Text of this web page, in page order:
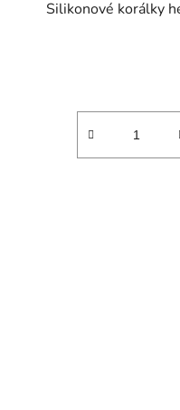
Silikonové korálky